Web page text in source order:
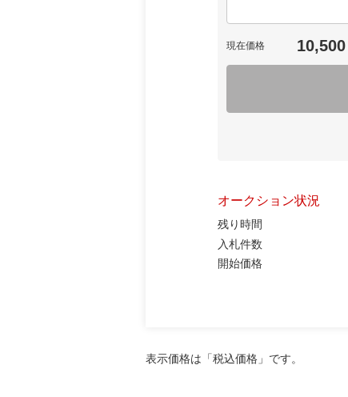
現在価格 10,500
オークション状況
残り時間
入札件数
開始価格
表示価格は「税込価格」です。